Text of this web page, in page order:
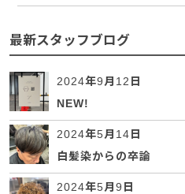
最新スタッフブログ
2024年9月12日
NEW!
2024年5月14日
白髪染からの卒論
2024年5月9日